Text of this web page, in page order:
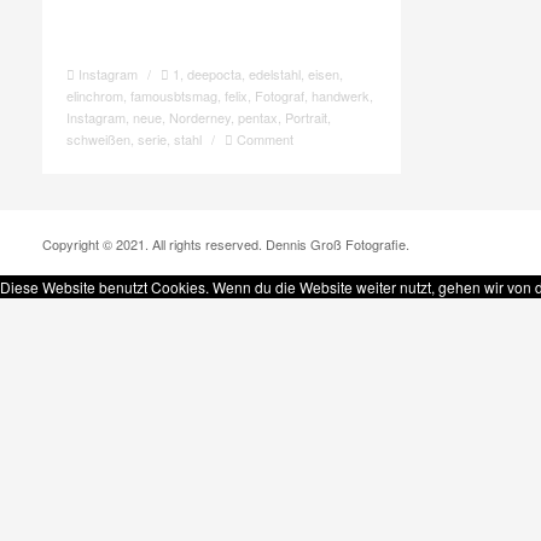
Instagram / 1,deepocta,edelstahl,eisen,
elinchrom,famousbtsmag,felix, Fotograf, handwerk,
Instagram, neue, Norderney, pentax, Portrait,
schweißen,serie,stahl / Comment
Copyright © 2021. All rights reserved. Dennis Groß Fotografie.
Diese Website benutzt Cookies. Wenn du die Website weiter nutzt, gehen wir von